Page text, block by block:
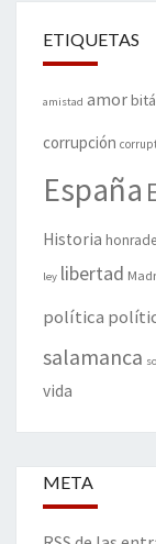
ETIQUETAS
amistad amor
corrupción
España
Historia
ley libertad
política
salamanca
vida
META